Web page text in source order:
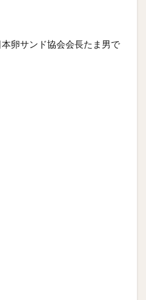
卵サンド協会会長たま男で